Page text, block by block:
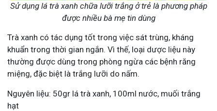
Sử dụng lá trà xanh chữa lưỡi trắng ở trẻ là phương pháp
được nhiều bà mẹ tin dùng
Trà xanh có tác dụng tốt trong việc sát trùng, kháng
khuẩn trong thời gian ngắn. Vì thế, loại dược liệu này
thường được dùng trong phòng ngừa các bệnh răng
miệng, đặc biệt là trắng lưỡi do nấm.
Nguyên liệu: 50gr lá trà xanh, 100ml nước, muối trắng
hạt